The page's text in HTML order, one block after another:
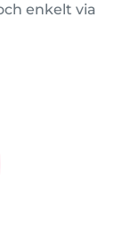
enkelt via